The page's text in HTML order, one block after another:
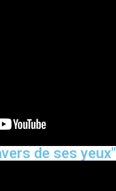
de ses yeux"